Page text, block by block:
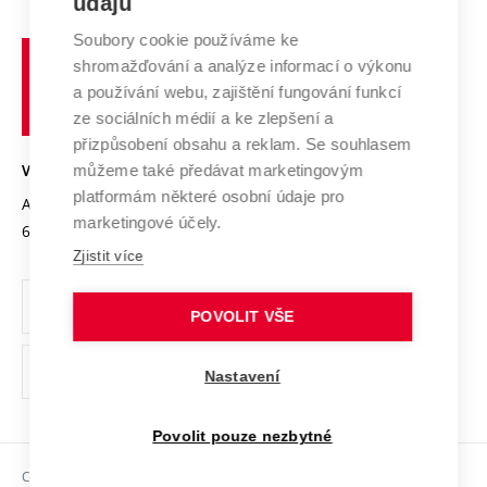
Systém zajišťování kvality výzkumu
Výzkumné infrastruktury
Transfer znalostí
Open Science
Projekty
Projekty ze strukturálních fondů
Specifický výzkum
Spolupráce se školami
Služby univerzity
Mezinárodní dohody
Univerzitní sítě
Profil univerzity
Udržitelná univerzita
Podnikavá univerzita / ContriBUTe
Bezpečná univerzita
Vyznamenání
Organizační struktura
Ochrana osobních údajů
odkaz)
Sociální bezpečí
učení
technické
VYSOKÉ UČENÍ TECHNICKÉ V BRNĚ
Antonínská 548/1
602 00 Brno
www.vut.cz
vut@vutbr.cz
Copyright © 2026 VUT
Soubory cookie používáme ke
shromažďování a analýze informací o výkonu
a používání webu, zajištění fungování funkcí
ze sociálních médií a ke zlepšení a
přizpůsobení obsahu a reklam. Se souhlasem
můžeme také předávat marketingovým
platformám některé osobní údaje pro
marketingové účely.
Zjistit více
POVOLIT VŠE
Nastavení
Povolit pouze nezbytné